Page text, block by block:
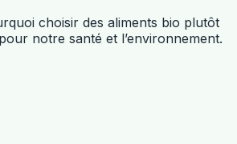
choisir des aliments bio plutôt
notre santé et l’environnement.